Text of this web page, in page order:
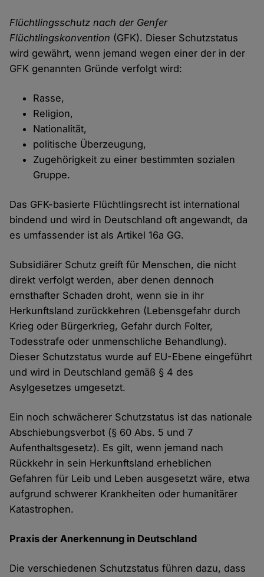
Flüchtlingsschutz nach der Genfer
Flüchtlingskonvention (GFK). Dieser Schutzstatus
wird gewährt, wenn jemand wegen einer der in der
GFK genannten Gründe verfolgt wird:
Rasse,
Religion,
Nationalität,
politische Überzeugung,
Zugehörigkeit zu einer bestimmten sozialen
Gruppe.
Das GFK-basierte Flüchtlingsrecht ist international
bindend und wird in Deutschland oft angewandt, da
es umfassender ist als Artikel 16a GG.
Subsidiärer Schutz greift für Menschen, die nicht
direkt verfolgt werden, aber denen dennoch
ernsthafter Schaden droht, wenn sie in ihr
Herkunftsland zurückkehren (Lebensgefahr durch
Krieg oder Bürgerkrieg, Gefahr durch Folter,
Todesstrafe oder unmenschliche Behandlung).
Dieser Schutzstatus wurde auf EU-Ebene eingeführt
und wird in Deutschland gemäß § 4 des
Asylgesetzes umgesetzt.
Ein noch schwächerer Schutzstatus ist das nationale
Abschiebungsverbot (§ 60 Abs. 5 und 7
Aufenthaltsgesetz). Es gilt, wenn jemand nach
Rückkehr in sein Herkunftsland erheblichen
Gefahren für Leib und Leben ausgesetzt wäre, etwa
aufgrund schwerer Krankheiten oder humanitärer
Katastrophen.
Praxis der Anerkennung in Deutschland
Die verschiedenen Schutzstatus führen dazu, dass